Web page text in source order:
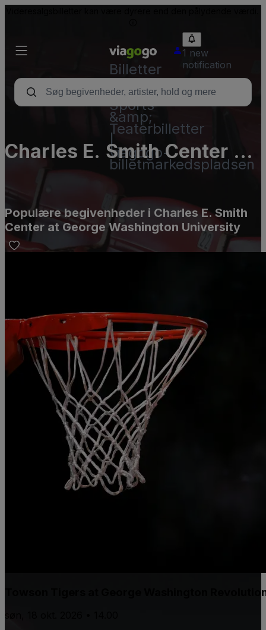
Billetter
-
Koncert-,
Sports-
&amp;
Teaterbilletter
|
viagogo-
billetmarkedspladsen
1 new
notification
Charles E. Smith Center at
George Washington
University
Populære begivenheder i Charles E. Smith
Center at George Washington University
Towson Tigers at George Washington